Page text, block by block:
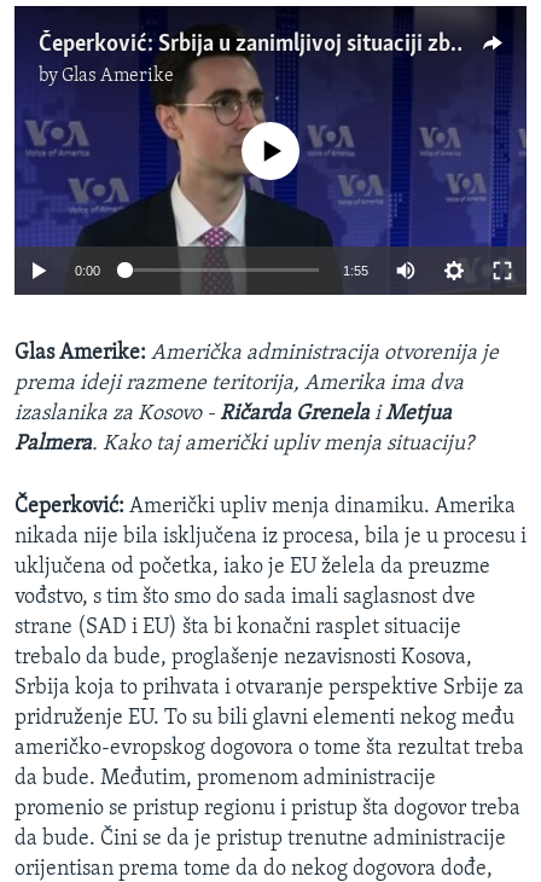
Čeperković: Srbija u zanimljivoj situaciji zbog rezultata izbora na Kosovu
byGlas Amerike
No media source currently available
0:00 1:55
Glas Amerike: Američka administracija otvorenija je
prema ideji razmene teritorija, Amerika ima dva
izaslanika za Kosovo - Ričarda GrenelaiMetjua
Palmera. Kako taj američki upliv menja situaciju?
Čeperković: Američki upliv menja dinamiku. Amerika
nikada nije bila isključena iz procesa, bila je u procesu i
uključena od početka, iako je EU želela da preuzme
vođstvo, s tim što smo do sada imali saglasnost dve
strane (SAD i EU) šta bi konačni rasplet situacije
trebalo da bude, proglašenje nezavisnosti Kosova,
Srbija koja to prihvata i otvaranje perspektive Srbije za
pridruženje EU. To su bili glavni elementi nekog među
američko-evropskog dogovora o tome šta rezultat treba
da bude. Međutim, promenom administracije
promenio se pristup regionu i pristup šta dogovor treba
da bude. Čini se da je pristup trenutne administracije
orijentisan prema tome da do nekog dogovora dođe,